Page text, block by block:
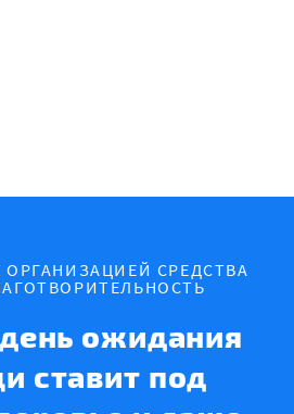
СРЕДСТВА
ожидания
ставит под